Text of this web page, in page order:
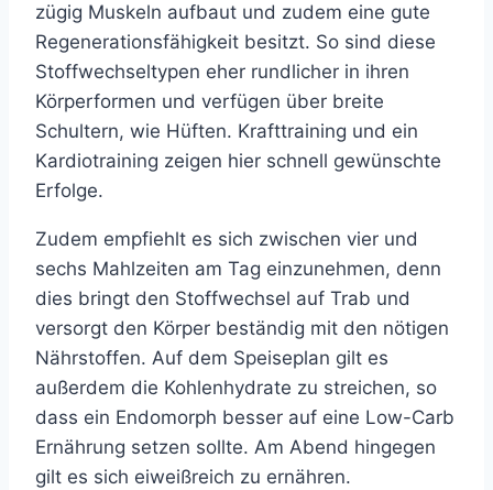
zügig Muskeln aufbaut und zudem eine gute
Regenerationsfähigkeit besitzt. So sind diese
Stoffwechseltypen eher rundlicher in ihren
Körperformen und verfügen über breite
Schultern, wie Hüften. Krafttraining und ein
Kardiotraining zeigen hier schnell gewünschte
Erfolge.
Zudem empfiehlt es sich zwischen vier und
sechs Mahlzeiten am Tag einzunehmen, denn
dies bringt den Stoffwechsel auf Trab und
versorgt den Körper beständig mit den nötigen
Nährstoffen. Auf dem Speiseplan gilt es
außerdem die Kohlenhydrate zu streichen, so
dass ein Endomorph besser auf eine Low-Carb
Ernährung setzen sollte. Am Abend hingegen
gilt es sich eiweißreich zu ernähren.